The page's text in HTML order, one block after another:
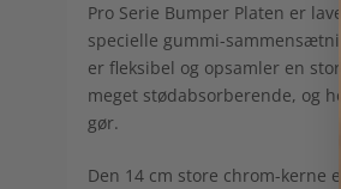
Pro Serie Bumper Platen er
specielle gummi-
er fleksibel og opsamler en
meget stødabsorberende, og
gør.
Den 14 cm store chrom-kerne